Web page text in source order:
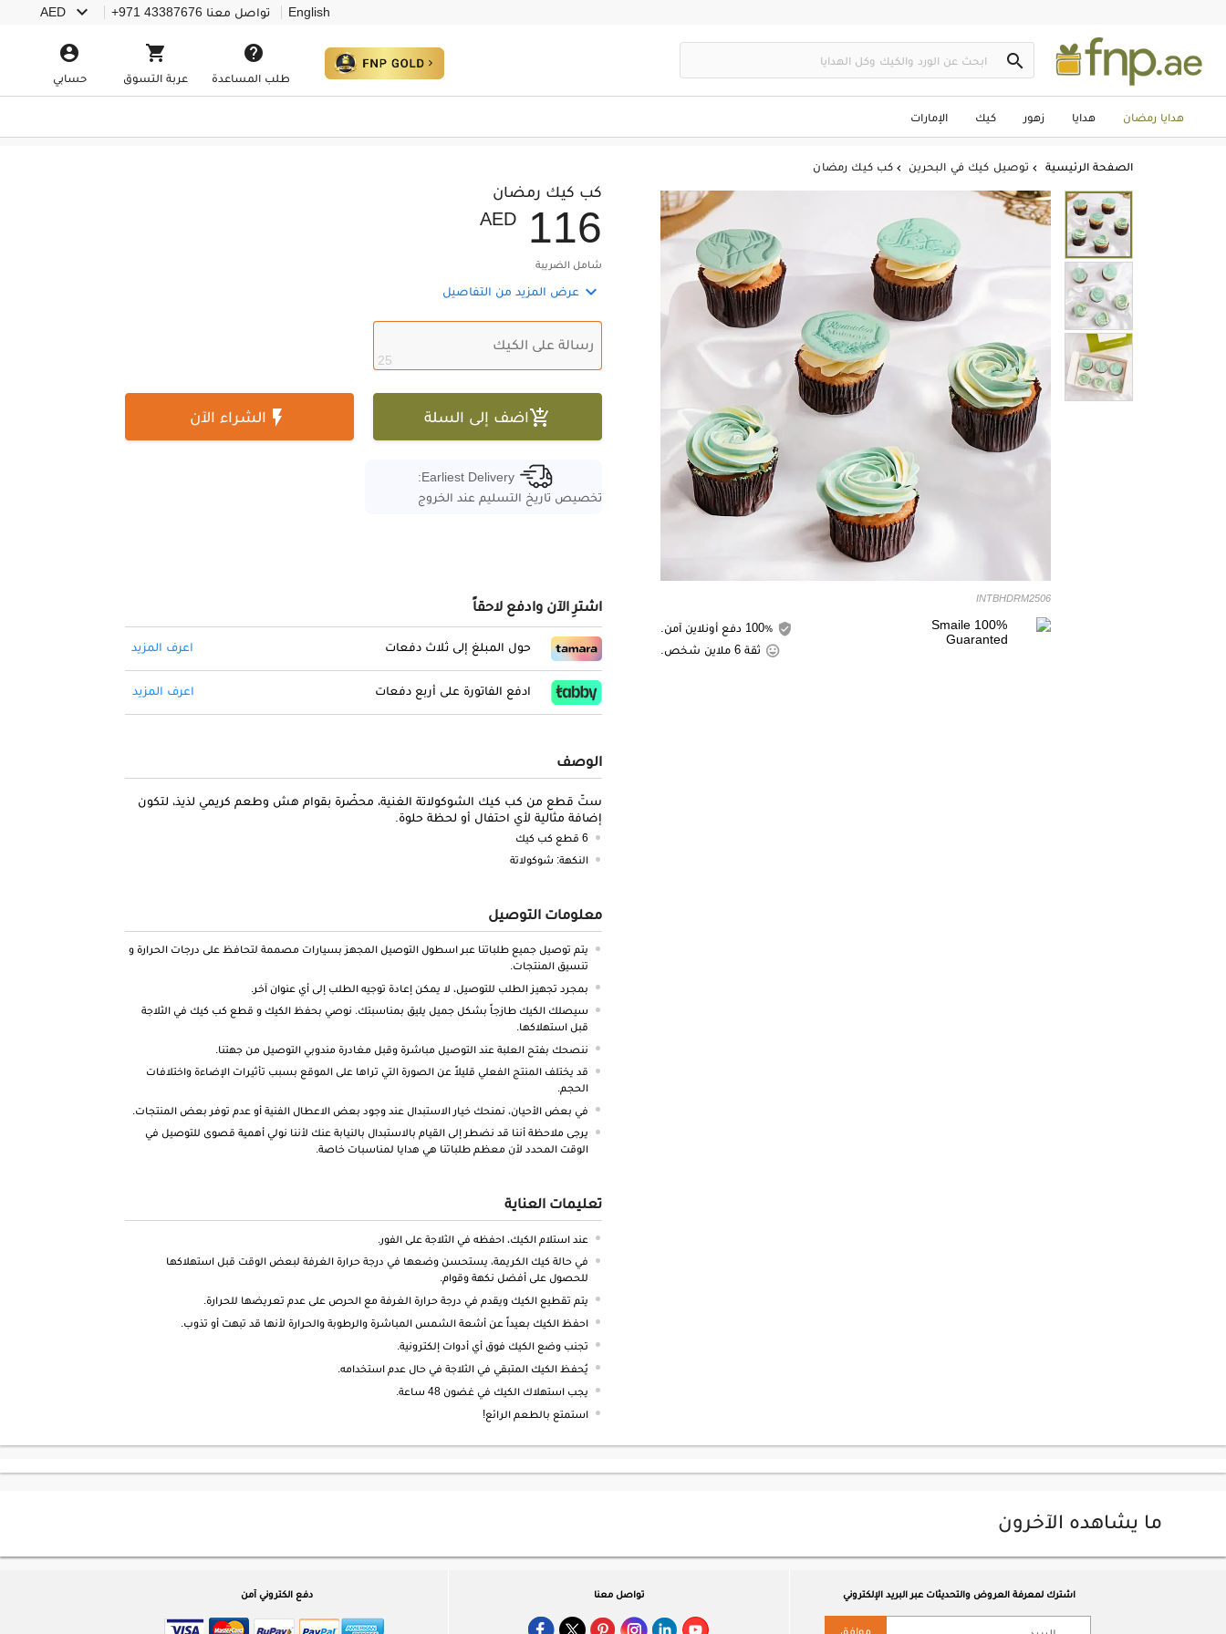
English تواصل معنا +971 43387676
AED 


طلب المساعدة

عربة التسوق

حسابي
هدايا رمضان هدايا زهور كيك الإمارات
الصفحة الرئيسية  توصيل كيك في البحرين  كب كيك رمضان
INTBHDRM2506
ثقة 6 ملاين شخص.
كب كيك رمضان
AED 116
شامل الضريبة
 عرض المزيد من التفاصيل
25
اضف إلى السلة  الشراء الآن
Earliest Delivery:
تخصيص تاريخ التسليم عند الخروج
اشترِ الآن وادفع لاحقاً
حول المبلغ إلى ثلاث دفعات اعرف المزيد
ادفع الفاتورة على أربع دفعات اعرف المزيد
الوصف
ستّ قطع من كب كيك الشوكولاتة الغنية، محضّرة بقوام هش وطعم كريمي لذيذ، لتكون
إضافة مثالية لأي احتفال أو لحظة حلوة.
6 قطع كب كيك
النكهة: شوكولاتة
معلومات التوصيل
يتم توصيل جميع طلباتنا عبر اسطول التوصيل المجهز بسيارات مصممة لتحافظ على درجات الحرارة و
تنسيق المنتجات.
بمجرد تجهيز الطلب للتوصيل، لا يمكن إعادة توجيه الطلب إلى أي عنوان آخر.
سيصلك الكيك طازجاً بشكل جميل يليق بمناسبتك. نوصي بحفظ الكيك و قطع كب كيك في الثلاجة
قبل استهلاكها.
ننصحك بفتح العلبة عند التوصيل مباشرة وقبل مغادرة مندوبي التوصيل من جهتنا.
قد يختلف المنتج الفعلي قليلاً عن الصورة التي تراها على الموقع بسبب تأثيرات الإضاءة واختلافات
الحجم.
في بعض الأحيان، نمنحك خيار الاستبدال عند وجود بعض الاعطال الفنية أو عدم توفر بعض المنتجات.
يرجى ملاحظة أننا قد نضطر إلى القيام بالاستبدال بالنيابة عنك لأننا نولي أهمية قصوى للتوصيل في
الوقت المحدد لأن معظم طلباتنا هي هدايا لمناسبات خاصة.
تعليمات العناية
عند استلام الكيك، احفظه في الثلاجة على الفور.
في حالة كيك الكريمة، يستحسن وضعها في درجة حرارة الغرفة لبعض الوقت قبل استهلاكها
للحصول على أفضل نكهة وقوام.
يتم تقطيع الكيك ويقدم في درجة حرارة الغرفة مع الحرص على عدم تعريضها للحرارة.
احفظ الكيك بعيداً عن أشعة الشمس المباشرة والرطوبة والحرارة لأنها قد تبهت أو تذوب.
تجنب وضع الكيك فوق أي أدوات إلكترونية.
يُحفظ الكيك المتبقي في الثلاجة في حال عدم استخدامه.
يجب استهلاك الكيك في غضون 48 ساعة.
استمتع بالطعم الرائع!
ما يشاهده الآخرون
اشترك لمعرفة العروض والتحديثات عبر البريد الإلكتروني
موافق
تواصل معنا دفع الكتروني آمن